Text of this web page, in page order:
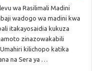
wa Rasilimali Madini
wadogo wa madini kwa
itakayosaidia kukuza
zinazowakabili
kilichopo katika
na Sera ya …